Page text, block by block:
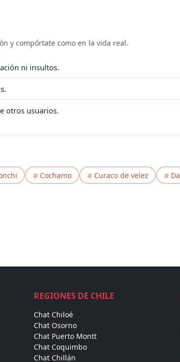
y compórtate como en la vida real.
ni insultos.
otros usuarios.
Cochamo Curaco de velez
REGIONES DE CHILE
Chat Chiloé
Chat Osorno
Chat Puerto Montt
Chat Coquimbo
Chat Chillán